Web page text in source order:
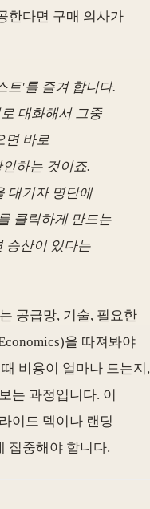
한다면 구매 의사가
트'를 즐겨 합니다.
대화해서 그중
면 바로
하는 것이죠.
대기자 명단에
클릭하게 만드는
승산이 있다는
공급망, 기술, 필요한
을 따져봐야
비용이 얼마나 드는지,
는 과정입니다. 이
이드 덱이나 랜딩
집중해야 합니다.